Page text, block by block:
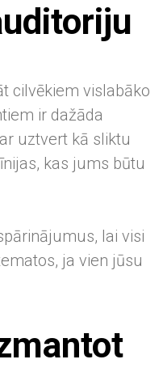
cilvēkiem vislabāko
ir dažāda
uztvert kā sliktu
kas jums būtu
lai visi
ja vien jūsu